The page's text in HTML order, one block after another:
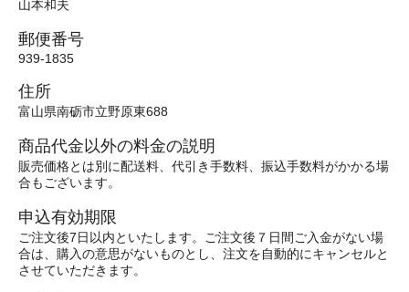
山本和夫
郵便番号
939-1835
住所
富山県南砺市立野原東688
商品代金以外の料金の説明
販売価格とは別に配送料、代引き手数料、振込手数料がかかる場
合もございます。
申込有効期限
ご注文後7日以内といたします。ご注文後７日間ご入金がない場
合は、購入の意思がないものとし、注文を自動的にキャンセルと
させていただきます。